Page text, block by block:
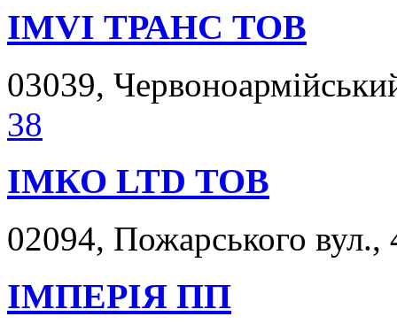
ІМVІ ТРАНС ТОВ
03039,
38
ІМКО LTD ТОВ
02094, Пожарського вул.,
ІМПЕРІЯ ПП